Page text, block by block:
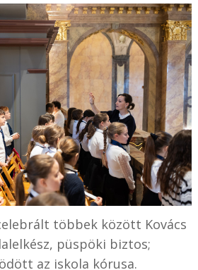
többek között Kovács
püspöki biztos;
az iskola kórusa.